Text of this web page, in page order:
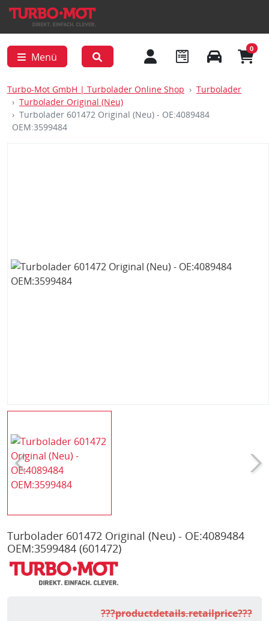
Menü
0
Turbo-Mot GmbH | Turbolader Online Shop
Turbolader
Turbolader Original (Neu)
Turbolader 601472 Original (Neu) - OE:4089484
OEM:3599484
Turbolader 601472 Original (Neu) - OE:4089484
OEM:3599484 (601472)
???productdetails.retailprice???